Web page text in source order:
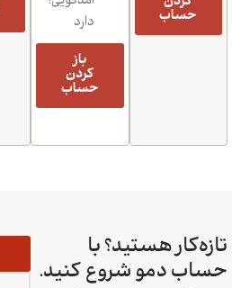
حساب
دارد
باز
کردن
حساب
تازه‌کار هستید؟ با
حساب دمو شروع کنید.